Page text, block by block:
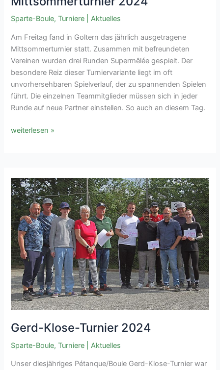
Sparte-Boule,Turniere |Aktuelles
Am Freitag fand in Goltern das jährlich ausgetragene
Mittsommerturnier statt. Zusammen mit befreundeten
Vereinen wurden drei Runden Supermêlée gespielt. Der
besondere Reiz dieser Turniervariante liegt im oft
unvorhersehbaren Spielverlauf, der zu spannenden Spielen
führt. Die einzelnen Teammitglieder müssen sich in jeder
Runde auf neue Partner einstellen. So auch an diesem Tag.
Mittsommerturnier
weiterlesen »
Gerd-Klose-Turnier 2024
Sparte-Boule,Turniere |Aktuelles
Unser diesjähriges Pétanque/Boule Gerd-Klose-Turnier war